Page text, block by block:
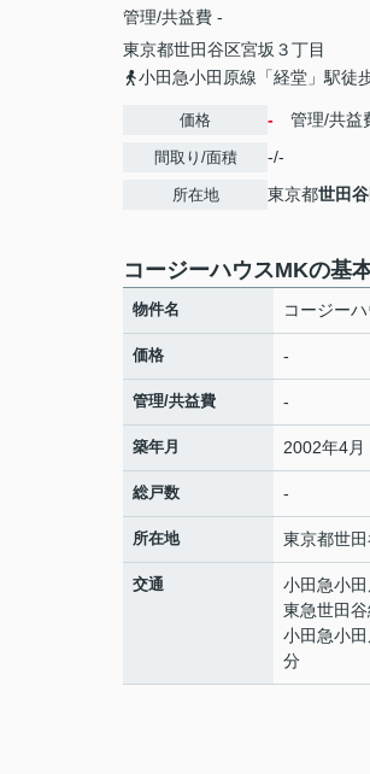
管理/共益費 -
東京都世田谷区宮坂 ３丁目
小田急小田原線「経堂」駅徒
価格 - 管理/共益
間取り/面積 -/-
所在地 東京都世田
コージーハウスMKの基
物件名 コージー
価格 -
管理/共益費 -
築年月 2002年4月
総戸数 -
所在地 東京都世
交通 小田急小
東急世田谷
小田急小
分